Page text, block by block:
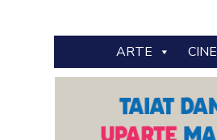
ARTE CINE